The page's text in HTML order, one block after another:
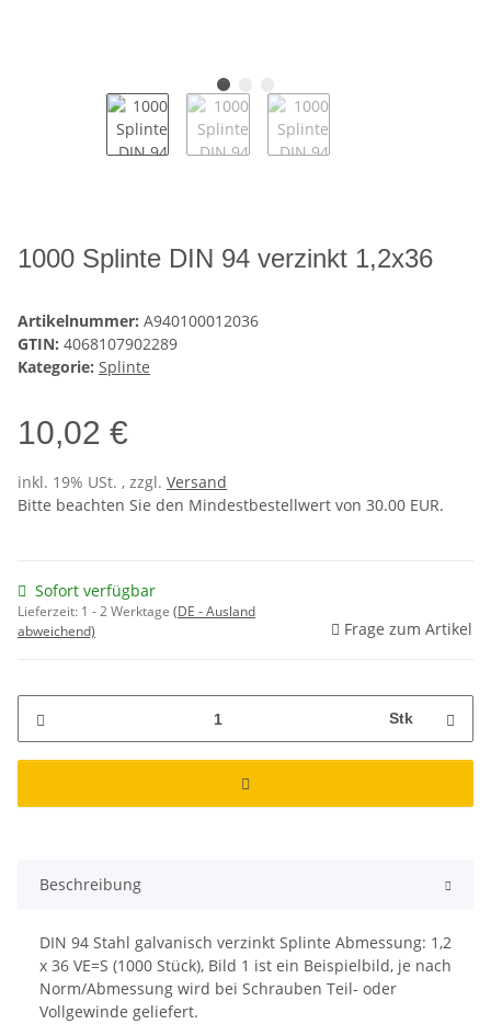
1000 Splinte DIN 94 verzinkt 1,2x36
Artikelnummer: A940100012036
GTIN: 4068107902289
Kategorie: Splinte
10,02 €
inkl. 19% USt. , zzgl. Versand
Bitte beachten Sie den Mindestbestellwert von 30.00 EUR.
Sofort verfügbar
Lieferzeit: 1 - 2 Werktage (DE - Ausland
abweichend)
Frage zum Artikel
Stk
Beschreibung
DIN 94 Stahl galvanisch verzinkt Splinte Abmessung: 1,2
x 36 VE=S (1000 Stück), Bild 1 ist ein Beispielbild, je nach
Norm/Abmessung wird bei Schrauben Teil- oder
Vollgewinde geliefert.